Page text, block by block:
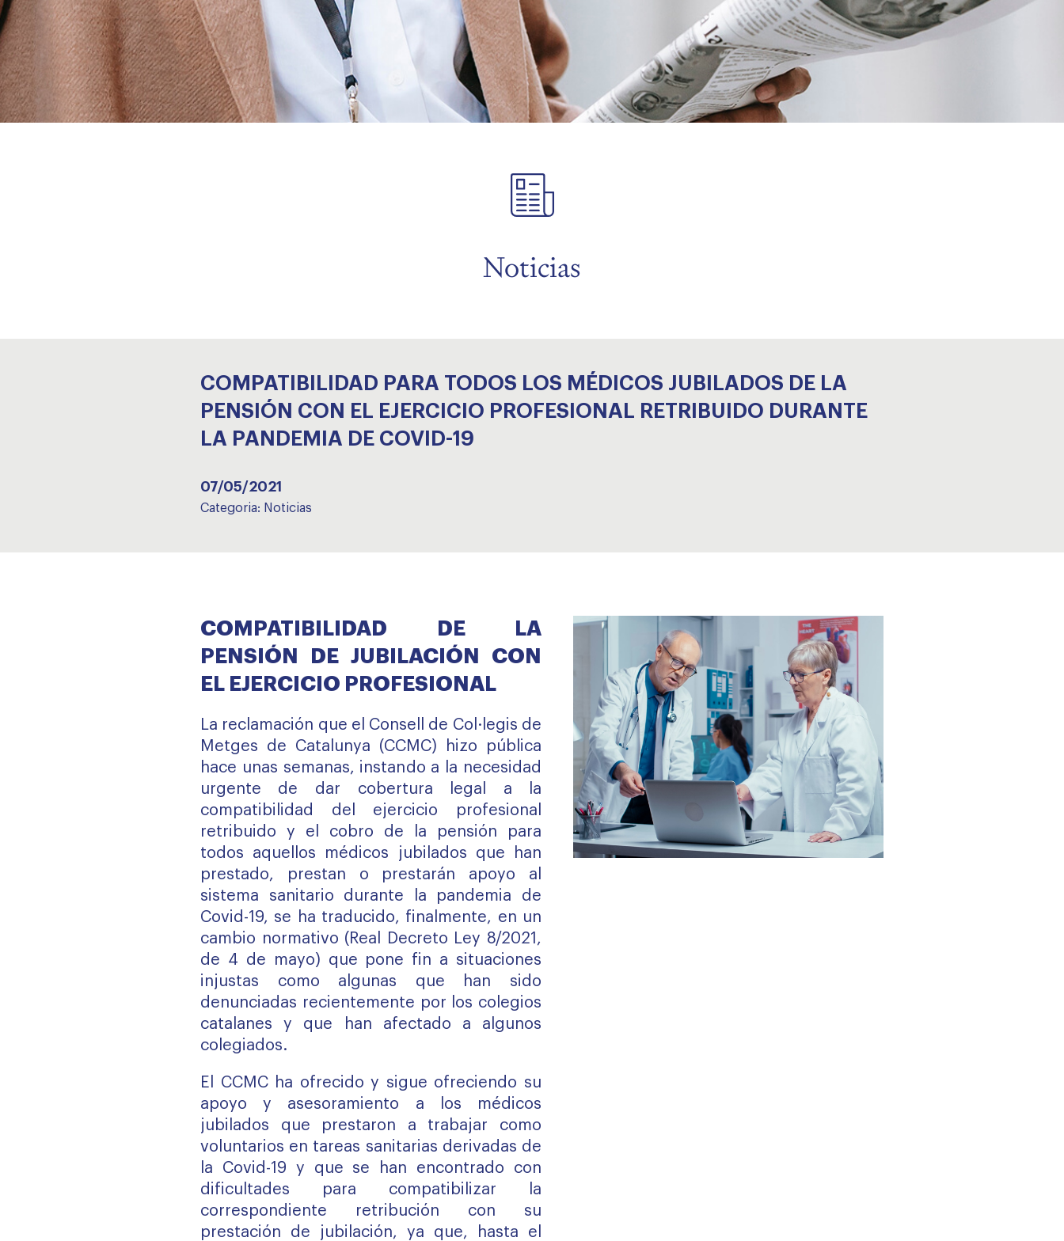
Noticias
COMPATIBILIDAD PARA TODOS LOS MÉDICOS JUBILADOS DE LA
PENSIÓN CON EL EJERCICIO PROFESIONAL RETRIBUIDO DURANTE
LA PANDEMIA DE COVID-19
07/05/2021
Categoria: Noticias
COMPATIBILIDAD DE LA
PENSIÓN DE JUBILACIÓN CON
EL EJERCICIO PROFESIONAL
La reclamación que el Consell de Col·legis de
Metges de Catalunya (CCMC) hizo pública
hace unas semanas, instando a la necesidad
urgente de dar cobertura legal a la
compatibilidad del ejercicio profesional
retribuido y el cobro de la pensión para
todos aquellos médicos jubilados que han
prestado, prestan o prestarán apoyo al
sistema sanitario durante la pandemia de
Covid-19, se ha traducido, finalmente, en un
cambio normativo (Real Decreto Ley 8/2021,
de 4 de mayo) que pone fin a situaciones
injustas como algunas que han sido
denunciadas recientemente por los colegios
catalanes y que han afectado a algunos
colegiados.
El CCMC ha ofrecido y sigue ofreciendo su
apoyo y asesoramiento a los médicos
jubilados que prestaron a trabajar como
voluntarios en tareas sanitarias derivadas de
la Covid-19 y que se han encontrado con
dificultades para compatibilizar la
correspondiente retribución con su
prestación de jubilación, ya que, hasta el